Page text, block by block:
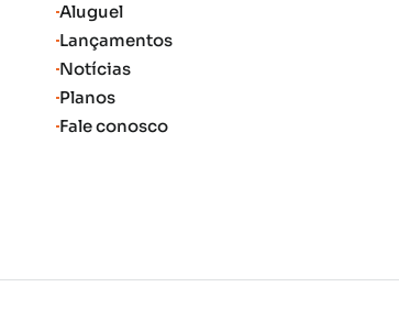
Aluguel
Lançamentos
Notícias
Planos
Fale conosco